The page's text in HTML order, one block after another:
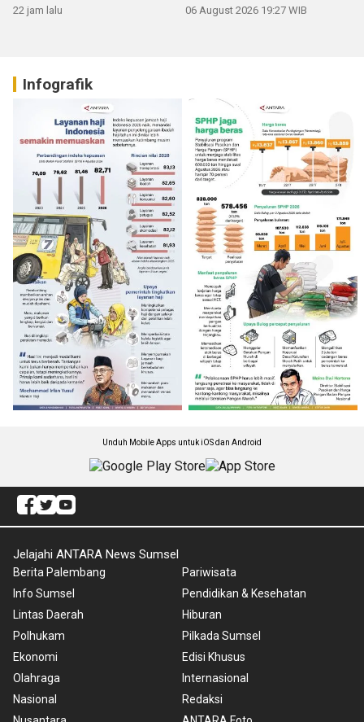
22 jam lalu 06 August 2026 19:27 WIB
Infografik
Unduh Mobile Apps untuk iOS dan Android
Jelajahi ANTARA News Sumsel
Berita Palembang
Info Sumsel
Lintas Daerah
Polhukam
Ekonomi
Olahraga
Nasional
Pariwisata
Pendidikan & Kesehatan
Hiburan
Pilkada Sumsel
Edisi Khusus
Internasional
Redaksi